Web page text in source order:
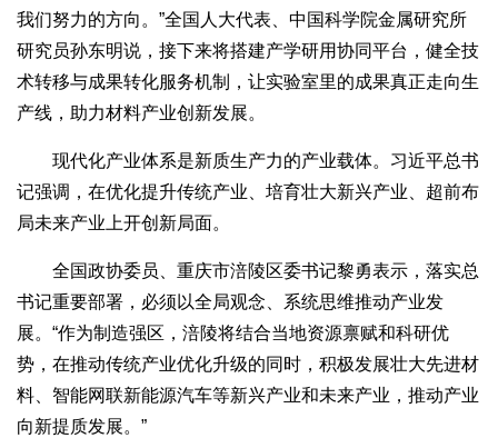
我们努力的方向。”全国人大代表、中国科学院金属研究所
研究员孙东明说，接下来将搭建产学研用协同平台，健全技
术转移与成果转化服务机制，让实验室里的成果真正走向生
产线，助力材料产业创新发展。
现代化产业体系是新质生产力的产业载体。习近平总书
记强调，在优化提升传统产业、培育壮大新兴产业、超前布
局未来产业上开创新局面。
全国政协委员、重庆市涪陵区委书记黎勇表示，落实总
书记重要部署，必须以全局观念、系统思维推动产业发
展。“作为制造强区，涪陵将结合当地资源禀赋和科研优
势，在推动传统产业优化升级的同时，积极发展壮大先进材
料、智能网联新能源汽车等新兴产业和未来产业，推动产业
向新提质发展。”